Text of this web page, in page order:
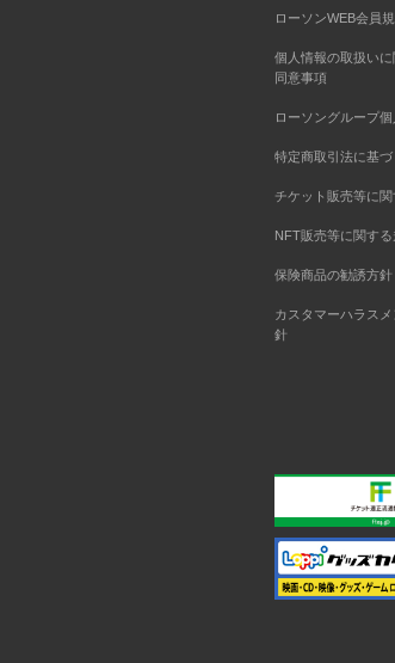
ローソンWEB会員
個人情報の取扱い
同意事項
ローソングループ
特定商取引法に基
チケット販売等に
NFT販売等に関する
保険商品の勧誘方針
カスタマーハラス
針